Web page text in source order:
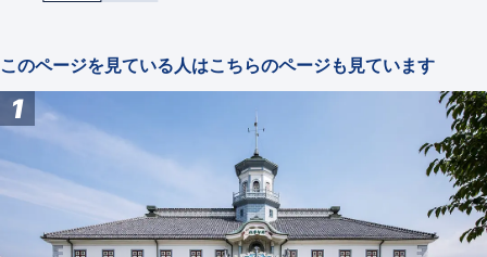
このページを見ている人はこちらのページも見ています
1